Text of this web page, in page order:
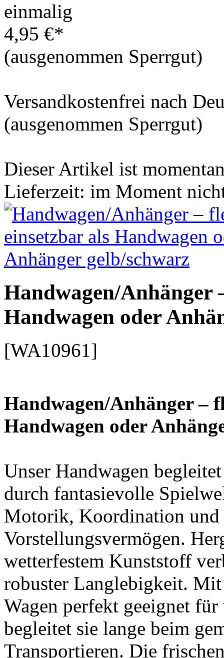
einmalig
4,95 €*
(ausgenommen Sperrgut)
Versandkostenfrei nach
(ausgenommen Sperrgut)
Dieser Artikel ist
Lieferzeit: im Moment
Handwagen/Anhänger
Handwagen oder
[WA10961]
Handwagen/Anhänger –
Handwagen oder
Unser Handwagen
durch fantasievolle
Motorik, Koordination und
Vorstellungsvermögen.
wetterfestem Kunststoff
robuster Langlebigkeit.
Wagen perfekt geeignet
begleitet sie lange beim
Transportieren. Die